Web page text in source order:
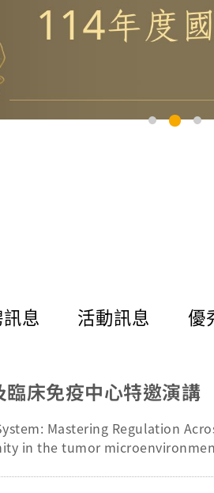
息 活動訊息 優
床免疫中心特邀演講
Mastering Regulation
in the tumor